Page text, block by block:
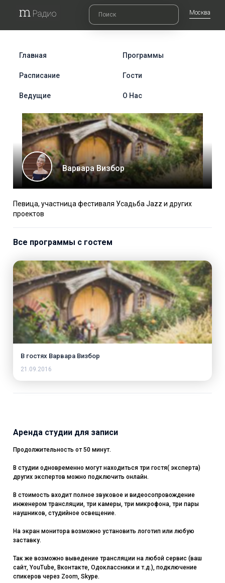
Москва
Главная Программы
Расписание Гости
Ведущие О Нас
Варвара Визбор
Певица, участница фестиваля Усадьба Jazz и других
проектов
Все программы с гостем
В гостях Варвара Визбор
21.09.2016
Аренда студии для записи
Продолжительность от 50 минут.
В студии одновременно могут находиться три гостя( эксперта)
других экспертов можно подключить онлайн.
В стоимость входит полное звуковое и видеосопровождение
инженером трансляции, три камеры, три микрофона, три пары
наушников, студийное освещение.
На экран монитора возможно установить логотип или любую
заставку.
Так же возможно выведение трансляции на любой сервис (ваш
сайт, YouTube, Вконтакте, Одоклассники и т.д.), подключение
спикеров через Zoom, Skype.